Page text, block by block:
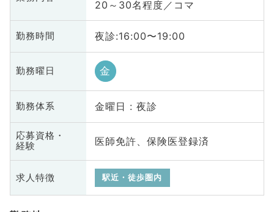
20～30名程度／コマ
勤務時間 夜診:16:00〜19:00
勤務曜日 金
勤務体系 金曜日 : 夜診
応募資格・
経験
医師免許、保険医登録済
求人特徴 駅近・徒歩圏内